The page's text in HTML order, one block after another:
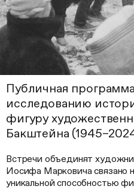
Публичная
исследованию
фигуру
Бакштейна
Встречи объединят
Иосифа Марковича связано
уникальной способностью